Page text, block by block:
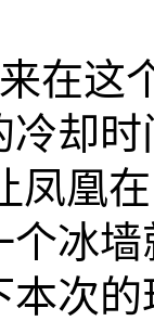
在这
却
凤凰
冰
本次的